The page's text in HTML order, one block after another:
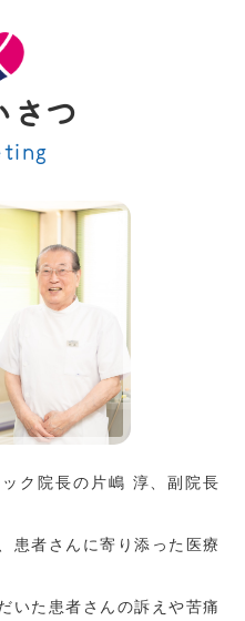
のお知らせ
４年２月よりWebサイ
さつ
ク院長の片嶋 淳、副院長
患者さんに寄り添った医療
いた患者さんの訴えや苦痛